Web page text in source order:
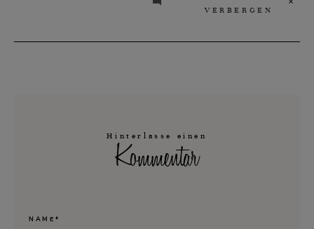
VERBERGEN
Hinterlasse einen
Kommentar